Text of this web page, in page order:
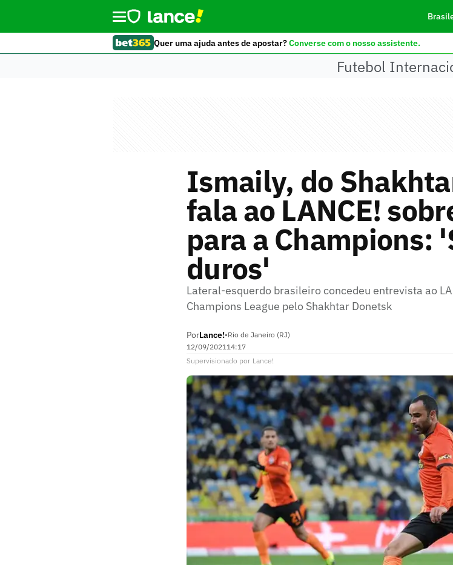
Quer uma ajuda antes de apostar?Converse com o nosso assistente.
Futebol
Ismaily, do
fala ao LANCE!
para a Champions:
duros'
Lateral-esquerdo brasileiro concedeu entrevista ao
Champions League pelo Shakhtar Donetsk
PorLance!•Rio de Janeiro (RJ)
12/09/202114:17
Supervisionado por Lance!